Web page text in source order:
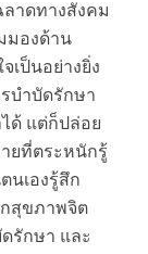
าดทางสังคม
มองด้าน
เป็นอย่างยิ่ง
บำบัดรักษา
ด้ แต่ก็ปล่อย
ยที่ตระหนักรู้
นเองรู้สึก
กสุขภาพจิต
รักษา และ